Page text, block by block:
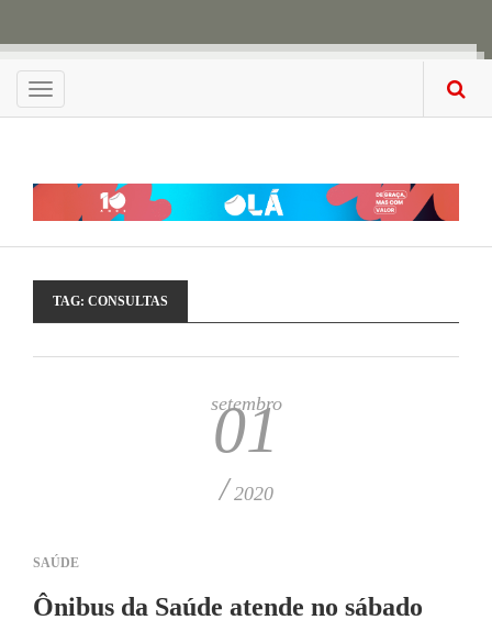
Menu
TAG: CONSULTAS
setembro
01
/ 2020
SAÚDE
Ônibus da Saúde atende no sábado